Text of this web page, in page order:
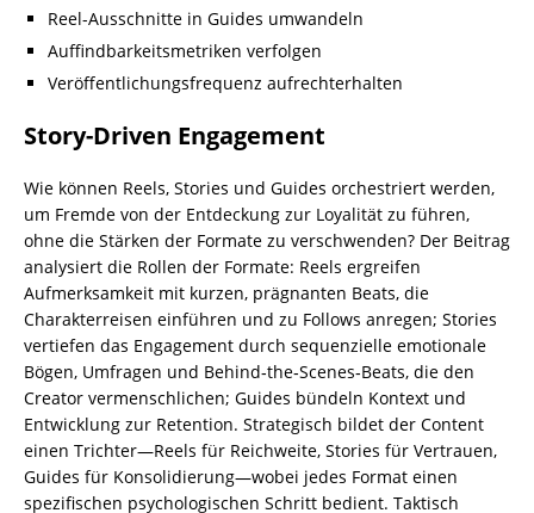
Reel-Ausschnitte in Guides umwandeln
Auffindbarkeitsmetriken verfolgen
Veröffentlichungsfrequenz aufrechterhalten
Story-Driven Engagement
Wie können Reels, Stories und Guides orchestriert werden,
um Fremde von der Entdeckung zur Loyalität zu führen,
ohne die Stärken der Formate zu verschwenden? Der Beitrag
analysiert die Rollen der Formate: Reels ergreifen
Aufmerksamkeit mit kurzen, prägnanten Beats, die
Charakterreisen einführen und zu Follows anregen; Stories
vertiefen das Engagement durch sequenzielle emotionale
Bögen, Umfragen und Behind‑the‑Scenes‑Beats, die den
Creator vermenschlichen; Guides bündeln Kontext und
Entwicklung zur Retention. Strategisch bildet der Content
einen Trichter—Reels für Reichweite, Stories für Vertrauen,
Guides für Konsolidierung—wobei jedes Format einen
spezifischen psychologischen Schritt bedient. Taktisch